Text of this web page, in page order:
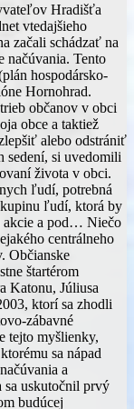
Hradišťa
vtedajšieho
začali schádzať na
načúvania. Tento
hospodársko-
Hornohrad.
občanov v obci
obce a taktiež
alebo odstrániť
sedení, si uvedomili
života v obci.
ľudí, potrebná
ľudí, ktorá by
akcie a pod… Niečo
centrálneho
Občianske
štartérom
Katonu, Júliusa
ktorí sa zhodli
zábavné
tejto myšlienky,
sa nápad
a
uskutočnil prvý
budúcej